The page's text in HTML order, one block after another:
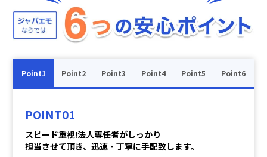
Point1 Point2 Point3 Point4 Point5 Point6
POINT01
スピード重視!法人専任者がしっかり
担当させて頂き、迅速・丁寧に手配致します。